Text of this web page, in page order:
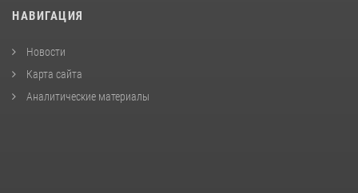
НАВИГАЦИЯ
Новости
Карта сайта
Аналитические материалы